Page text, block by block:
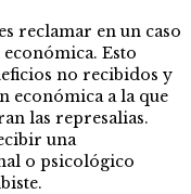
reclamar en un caso
Esto
no recibidos y
económica a la que
las represalias.
una
o psicológico